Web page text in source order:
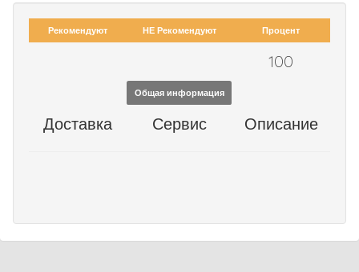
Рекомендуют НЕ Рекомендуют Процент
100
Общая информация
Доставка Сервис Описание